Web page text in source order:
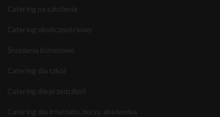
Catering na szkolenia
Catering okolicznościowy
Śniadania biznesowe
Catering dla szkół
Catering dla przedszkoli
Catering dla internatu, bursy, akademika